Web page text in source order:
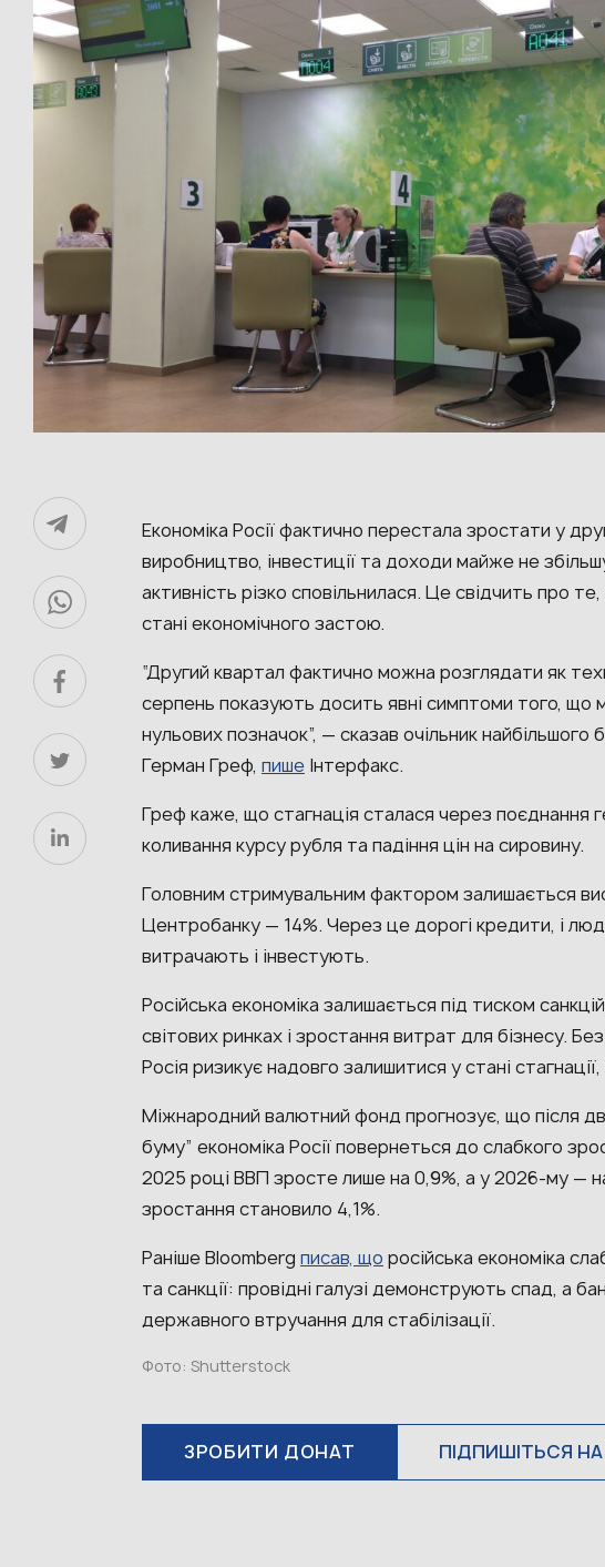
Економіка Росії фактично перестала зростати у
виробництво, інвестиції та доходи майже не
активність різко сповільнилася. Це свідчить про
стані економічного застою.
“Другий квартал фактично можна розглядати як
серпень показують досить явні симптоми того, що
нульових позначок”, — сказав очільник найбільшого
Герман Греф, пише Інтерфакс.
Греф каже, що стагнація сталася через поєднання
коливання курсу рубля та падіння цін на сировину.
Головним стримувальним фактором залишається
Центробанку — 14%. Через це дорогі кредити, і
витрачають і інвестують.
Російська економіка залишається під тиском
світових ринках і зростання витрат для бізнесу. Без
Росія ризикує надовго залишитися у стані
Міжнародний валютний фонд прогнозує, що після
буму” економіка Росії повернеться до слабкого
2025 році ВВП зросте лише на 0,9%, а у 2026-му —
зростання становило 4,1%.
Раніше Bloomberg писав, що російська економіка
та санкції: провідні галузі демонструють спад, а
державного втручання для стабілізації.
Фото: Shutterstock
ЗРОБИТИ ДОНАТ ПІДПИШІТЬСЯ